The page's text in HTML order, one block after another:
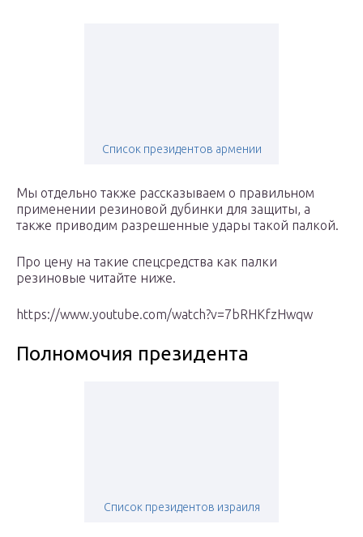
Список президентов армении
Мы отдельно также рассказываем о правильном
применении резиновой дубинки для защиты, а
также приводим разрешенные удары такой палкой.
Про цену на такие спецсредства как палки
резиновые читайте ниже.
https://www.youtube.com/watch?v=7bRHKfzHwqw
Полномочия президента
Список президентов израиля